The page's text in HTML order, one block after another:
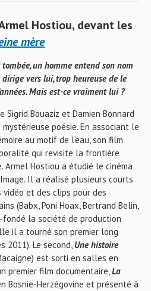
Hostiou, devant les
mère
un homme entend son nom
dirige vers lui, trop heureuse de le
Mais est-ce vraiment lui ?
Sigrid Bouaziz et Damien Bonnard
poésie. En associant le
au motif de l’eau, son film
qui revisite la frontière
Armel Hostiou a étudié le cinéma
Il a réalisé plusieurs courts
et des clips pour des
(Babx, Poni Hoax, Bertrand Belin,
fondé la société de production
il a tourné son premier long
2011). Le second, Une histoire
est sorti en salles en
premier film documentaire,La
Bosnie-Herzégovine et présenté à